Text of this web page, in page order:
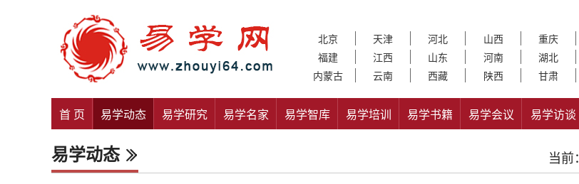
北京 天津 河北 山西 重庆
福建
江西 山东 河南 湖北
内蒙古
云南 西藏 陕西 甘肃
首 页 易学动态 易学研究 易学名家 易学智库 易学培训 易学书籍 易学会议 易学访谈
易学动态 当前：